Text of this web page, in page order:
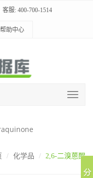
客服: 400-700-1514
帮助中心
化学品 2,6-二溴蒽醌